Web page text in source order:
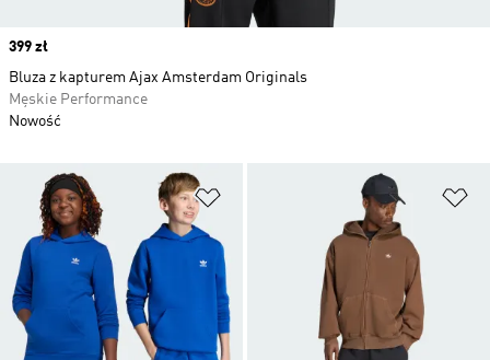
Dodaj do listy życzeń
Price
399 zł
Bluza z kapturem Ajax Amsterdam Originals
Męskie Performance
Nowość